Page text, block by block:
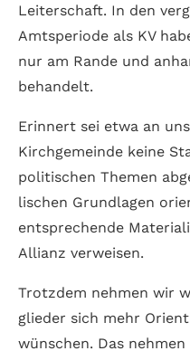
Leiter­schaft. In den
Amts­periode als KV
nur am Rande und
behandelt.
Erinnert sei etwa an
Kirch­gemeinde keine
politischen Themen
lischen Grund­lagen
entsprechende
Allianz verweisen.
Trotzdem nehmen wir
glieder sich mehr
wünschen. Das